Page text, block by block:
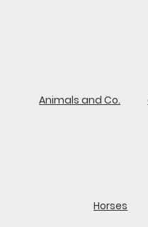
Animals and Co.
Horses